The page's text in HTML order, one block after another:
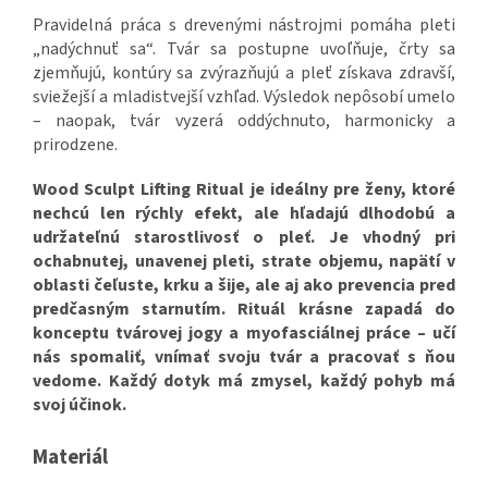
Pravidelná práca s drevenými nástrojmi pomáha pleti
„nadýchnuť sa“. Tvár sa postupne uvoľňuje, črty sa
zjemňujú, kontúry sa zvýrazňujú a pleť získava zdravší,
sviežejší a mladistvejší vzhľad. Výsledok nepôsobí umelo
– naopak, tvár vyzerá oddýchnuto, harmonicky a
prirodzene.
Wood Sculpt Lifting Ritual je ideálny pre ženy, ktoré
nechcú len rýchly efekt, ale hľadajú dlhodobú a
udržateľnú starostlivosť o pleť. Je vhodný pri
ochabnutej, unavenej pleti, strate objemu, napätí v
oblasti čeľuste, krku a šije, ale aj ako prevencia pred
predčasným starnutím. Rituál krásne zapadá do
konceptu tvárovej jogy a myofasciálnej práce – učí
nás spomaliť, vnímať svoju tvár a pracovať s ňou
vedome. Každý dotyk má zmysel, každý pohyb má
svoj účinok.
Materiál